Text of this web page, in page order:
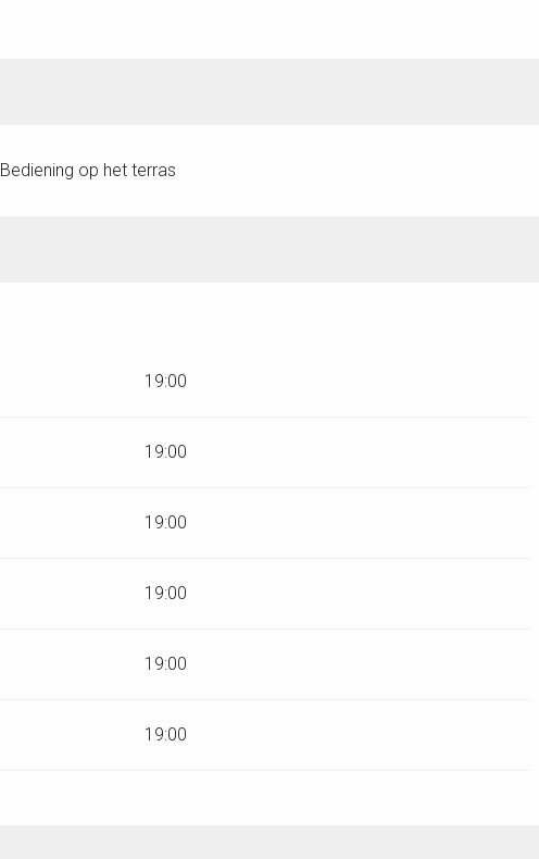
Bediening op het terras
19:00
19:00
19:00
19:00
19:00
19:00